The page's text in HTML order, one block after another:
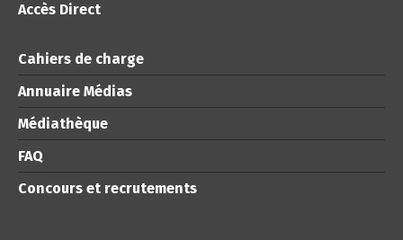
Accès Direct
Cahiers de charge
Annuaire Médias
Médiathèque
FAQ
Concours et recrutements